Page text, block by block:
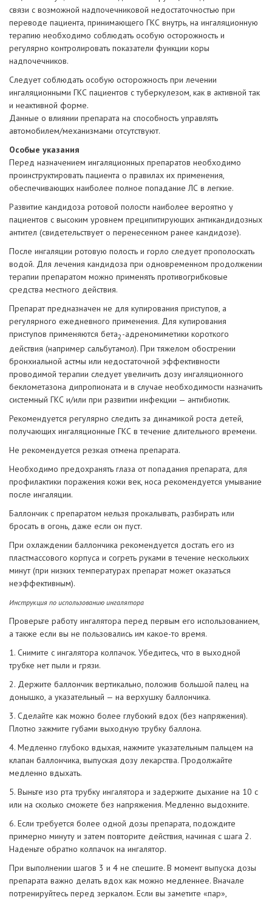
связи с возможной надпочечниковой недостаточностью при
переводе пациента, принимающего ГКС внутрь, на ингаляционную
терапию необходимо соблюдать особую осторожность и
регулярно контролировать показатели функции коры
надпочечников.
Следует соблюдать особую осторожность при лечении
ингаляционными ГКС пациентов с туберкулезом, как в активной так
и неактивной форме.
Данные о влиянии препарата на способность управлять
автомобилем/механизмами отсутствуют.
Особые указания
Перед назначением ингаляционных препаратов необходимо
проинструктировать пациента о правилах их применения,
обеспечивающих наиболее полное попадание ЛС в легкие.
Развитие кандидоза ротовой полости наиболее вероятно у
пациентов с высоким уровнем преципитирующих антикандидозных
антител (свидетельствует о перенесенном ранее кандидозе).
После ингаляции ротовую полость и горло следует прополоскать
водой. Для лечения кандидоза при одновременном продолжении
терапии препаратом можно применять противогрибковые
средства местного действия.
Препарат предназначен не для купирования приступов, а
регулярного ежедневного применения. Для купирования
приступов применяются бета2-адреномиметики короткого
действия (например сальбутамол). При тяжелом обострении
бронхиальной астмы или недостаточной эффективности
проводимой терапии следует увеличить дозу ингаляционного
беклометазона дипропионата и в случае необходимости назначить
системный ГКС и/или при развитии инфекции — антибиотик.
Рекомендуется регулярно следить за динамикой роста детей,
получающих ингаляционные ГКС в течение длительного времени.
Не рекомендуется резкая отмена препарата.
Необходимо предохранять глаза от попадания препарата, для
профилактики поражения кожи век, носа рекомендуется умывание
после ингаляции.
Баллончик с препаратом нельзя прокалывать, разбирать или
бросать в огонь, даже если он пуст.
При охлаждении баллончика рекомендуется достать его из
пластмассового корпуса и согреть руками в течение нескольких
минут (при низких температурах препарат может оказаться
неэффективным).
Инструкция по использованию ингалятора
Проверьте работу ингалятора перед первым его использованием,
а также если вы не пользовались им какое-то время.
1. Снимите с ингалятора колпачок. Убедитесь, что в выходной
трубке нет пыли и грязи.
2. Держите баллончик вертикально, положив большой палец на
донышко, а указательный — на верхушку баллончика.
3. Сделайте как можно более глубокий вдох (без напряжения).
Плотно зажмите губами выходную трубку баллона.
4. Медленно глубоко вдыхая, нажмите указательным пальцем на
клапан баллончика, выпуская дозу лекарства. Продолжайте
медленно вдыхать.
5. Выньте изо рта трубку ингалятора и задержите дыхание на 10 с
или на сколько сможете без напряжения. Медленно выдохните.
6. Если требуется более одной дозы препарата, подождите
примерно минуту и затем повторите действия, начиная с шага 2.
Наденьте обратно колпачок на ингалятор.
При выполнении шагов 3 и 4 не спешите. В момент выпуска дозы
препарата важно делать вдох как можно медленнее. Вначале
потренируйтесь перед зеркалом. Если вы заметите «пар»,